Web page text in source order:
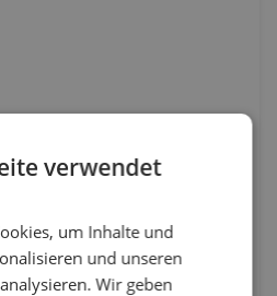
verwendet
um Inhalte und
und unseren
Wir geben